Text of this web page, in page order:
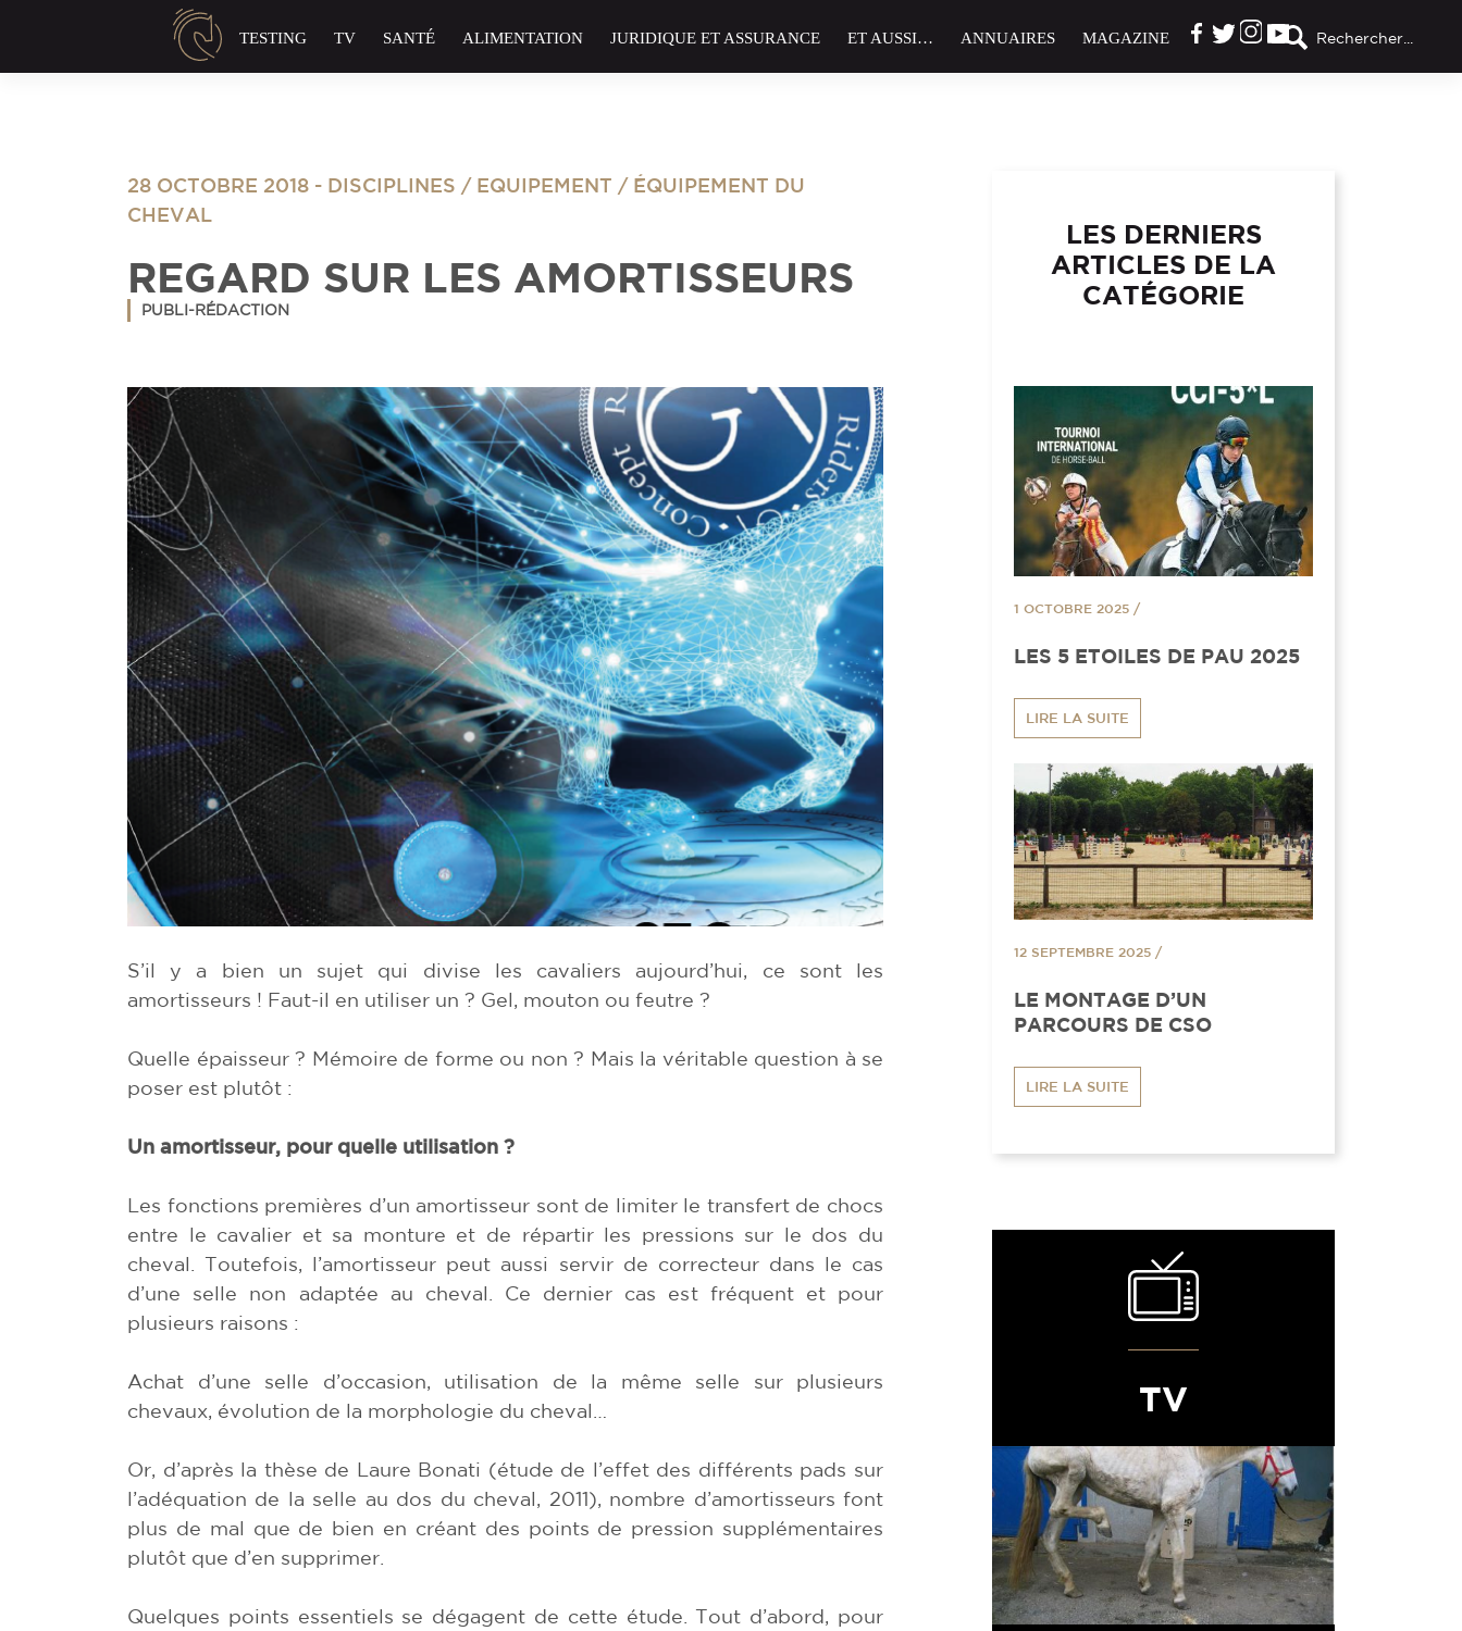
Rechercher...
TESTING TV SANTÉ ALIMENTATION JURIDIQUE ET ASSURANCE ET AUSSI… ANNUAIRES MAGAZINE
28 OCTOBRE 2018 - DISCIPLINES / EQUIPEMENT / ÉQUIPEMENT DU
CHEVAL
REGARD SUR LES AMORTISSEURS
PUBLI-RÉDACTION
S’il y a bien un sujet qui divise les cavaliers aujourd’hui, ce sont les
amortisseurs ! Faut-il en utiliser un ? Gel, mouton ou feutre ?
Quelle épaisseur ? Mémoire de forme ou non ? Mais la véritable question à se
poser est plutôt :
Un amortisseur, pour quelle utilisation ?
Les fonctions premières d’un amortisseur sont de limiter le transfert de chocs
entre le cavalier et sa monture et de répartir les pressions sur le dos du
cheval. Toutefois, l’amortisseur peut aussi servir de correcteur dans le cas
d’une selle non adaptée au cheval. Ce dernier cas est fréquent et pour
plusieurs raisons :
Achat d’une selle d’occasion, utilisation de la même selle sur plusieurs
chevaux, évolution de la morphologie du cheval…
Or, d’après la thèse de Laure Bonati (étude de l’effet des différents pads sur
l’adéquation de la selle au dos du cheval, 2011), nombre d’amortisseurs font
plus de mal que de bien en créant des points de pression supplémentaires
plutôt que d’en supprimer.
Quelques points essentiels se dégagent de cette étude. Tout d’abord, pour
LES DERNIERS
ARTICLES DE LA
CATÉGORIE
1 OCTOBRE 2025 /
LES 5 ETOILES DE PAU 2025
LIRE LA SUITE
12 SEPTEMBRE 2025 /
LE MONTAGE D’UN
PARCOURS DE CSO
LIRE LA SUITE
TV
Panneau de gestion des cookies